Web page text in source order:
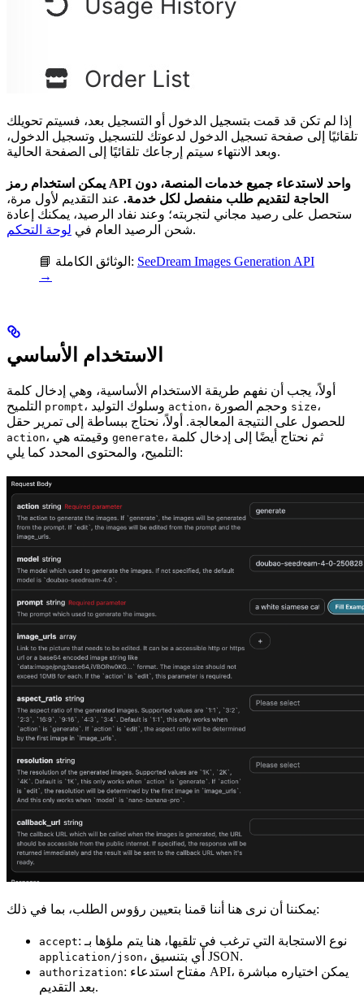
إذا لم تكن قد قمت بتسجيل الدخول أو التسجيل بعد، فسيتم تحويلك
تلقائيًا إلى صفحة تسجيل الدخول لدعوتك للتسجيل وتسجيل الدخول،
وبعد الانتهاء سيتم إرجاعك تلقائيًا إلى الصفحة الحالية.
يمكن استخدام رمز API واحد لاستدعاء جميع خدمات المنصة، دون
الحاجة لتقديم طلب منفصل لكل خدمة. عند التقديم لأول مرة،
ستحصل على رصيد مجاني لتجربته؛ وعند نفاد الرصيد، يمكنك إعادة
شحن الرصيد العام في لوحة التحكم .
📘 الوثائق الكاملة: SeeDream Images Generation API
→
الاستخدام الأساسي
أولاً، يجب أن نفهم طريقة الاستخدام الأساسية، وهي إدخال كلمة
prompt action size،
للحصول على النتيجة المعالجة. أولاً، نحتاج ببساطة إلى تمرير حقل
action generate، ثم نحتاج أيضًا إلى إدخال كلمة
التلميح، والمحتوى المحدد كما يلي:
يمكننا أن نرى هنا أننا قمنا بتعيين رؤوس الطلب، بما في ذلك:
accept : نوع الاستجابة التي ترغب في تلقيها، هنا يتم ملؤها بـ
application/json ، أي بتنسيق JSON.
authorization: مفتاح استدعاء API، يمكن اختياره مباشرة
بعد التقديم.